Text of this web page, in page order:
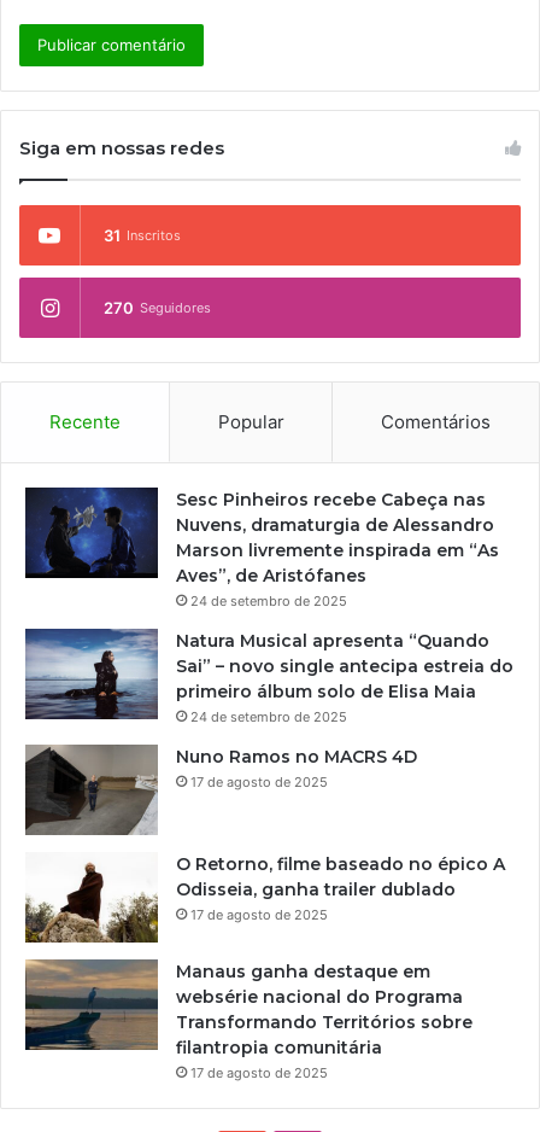
Siga em nossas redes
31 Inscritos
270 Seguidores
Recente Popular Comentários
Sesc Pinheiros recebe Cabeça nas
Nuvens, dramaturgia de Alessandro
Marson livremente inspirada em “As
Aves”, de Aristófanes
24 de setembro de 2025
Natura Musical apresenta “Quando
Sai” – novo single antecipa estreia do
primeiro álbum solo de Elisa Maia
24 de setembro de 2025
Nuno Ramos no MACRS 4D
17 de agosto de 2025
O Retorno, filme baseado no épico A
Odisseia, ganha trailer dublado
17 de agosto de 2025
Manaus ganha destaque em
websérie nacional do Programa
Transformando Territórios sobre
filantropia comunitária
17 de agosto de 2025